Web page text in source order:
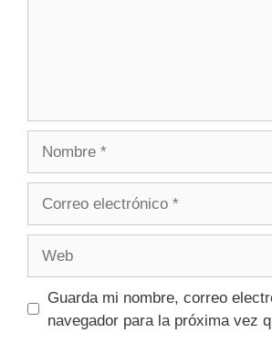
Guarda mi nombre, correo
navegador para la próxima vez